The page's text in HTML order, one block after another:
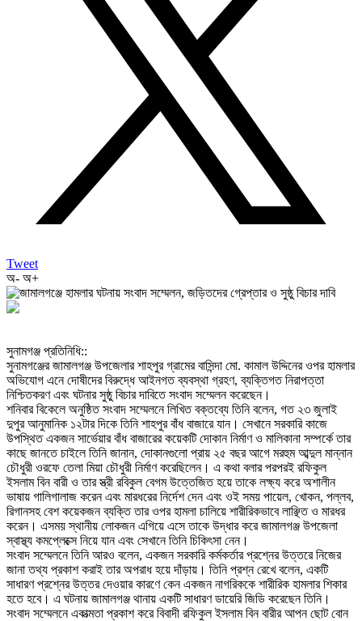
Tweet
অ- অ+
‎সুনামগঞ্জ প্রতিনিধি::
‎সুনামগঞ্জের জামালগঞ্জ উপজেলার শাহপুর গ্রামের বাসিন্দা মো. কামাল উদ্দিনের ওপর হামলার
অভিযোগ এনে দোষীদের বিরুদ্ধে আইনগত ব্যবস্থা গ্রহণ, ব্যক্তিগত নিরাপত্তা
নিশ্চিতকরণ এবং ঘটনার সুষ্ঠু বিচার দাবিতে সংবাদ সম্মেলন করেছেন।
‎শনিবার বিকেলে অনুষ্ঠিত সংবাদ সম্মেলনে লিখিত বক্তব্যে তিনি বলেন, গত ২৩ জুলাই
দুপুর আনুমানিক ১২টার দিকে তিনি শাহপুর বাঁধ বাজারে যান। সেখানে সরকারি কাজে
উপস্থিত একজন সার্ভেয়ার বাঁধ বাজারের কয়েকটি দোকান নির্মাণ ও মালিকানা সম্পর্কে তার
কাছে জানতে চাইলে তিনি জানান, দোকানগুলো প্রায় ২৫ বছর আগে মরহুম আব্দুল মান্নান
চৌধুরী ওরফে তেলা মিয়া চৌধুরী নির্মাণ করেছিলেন। এ কথা বলার পরপরই রফিকুল
ইসলাম বিন বারী ও তার স্ত্রী রবিকুল বেগম উত্তেজিত হয়ে তাকে লক্ষ্য করে অশালীন
ভাষায় গালিগালাজ করেন এবং মারধরের নির্দেশ দেন এবং ওই সময় পায়েল, খোকন, পল্লব,
রিগানসহ বেশ কয়েকজন ব্যক্তি তার ওপর হামলা চালিয়ে শারীরিকভাবে লাঞ্ছিত ও মারধর
করেন। এসময় স্থানীয় লোকজন এগিয়ে এসে তাকে উদ্ধার করে জামালগঞ্জ উপজেলা
স্বাস্থ্য কমপ্লেক্সে নিয়ে যান এবং সেখানে তিনি চিকিৎসা নেন।
‎সংবাদ সম্মেলনে তিনি আরও বলেন, একজন সরকারি কর্মকর্তার প্রশ্নের উত্তরে নিজের
জানা তথ্য প্রকাশ করাই তার অপরাধ হয়ে দাঁড়ায়। তিনি প্রশ্ন রেখে বলেন, একটি
সাধারণ প্রশ্নের উত্তর দেওয়ার কারণে কেন একজন নাগরিককে শারীরিক হামলার শিকার
হতে হবে। এ ঘটনায় জামালগঞ্জ থানায় একটি সাধারণ ডায়েরি জিডি করেছেন তিনি।
‎সংবাদ সম্মেলনে একাত্মতা প্রকাশ করে বিবাদী রফিকুল ইসলাম বিন বারীর আপন ছোট বোন